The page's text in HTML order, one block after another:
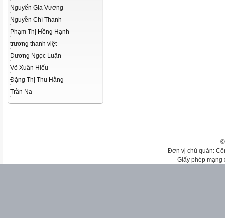
Nguyển Gia Vương
Nguyễn Chí Thanh
Phạm Thị Hồng Hạnh
trương thanh việt
Dương Ngọc Luận
Võ Xuân Hiếu
Đặng Thị Thu Hằng
Trần Na
Đơn vị chủ quản:
Giấy phép mạng